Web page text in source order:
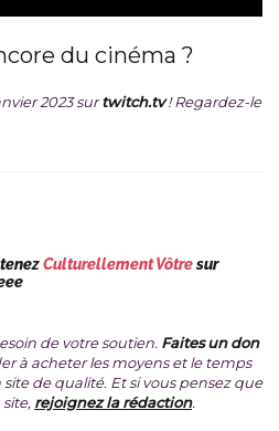
du cinéma ?
2023 surtwitch.tv ! Regardez-le
Culturellement Vôtresur
de votre soutien. Faites un don
à acheter les moyens et le temps
de qualité. Et si vous pensez que
rejoignez la rédaction.